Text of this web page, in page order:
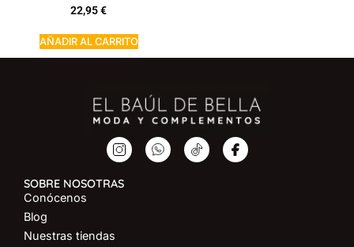
22,95€
AÑADIR AL CARRITO
SOBRE NOSOTRAS
Conócenos
Blog
Nuestras tiendas